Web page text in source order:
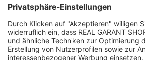
Warenkorb
Neues Kunden-Konto anlegen
Newsletter
Kontakt
FAQs
Über uns